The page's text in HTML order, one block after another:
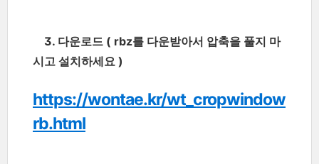
3. 다운로드 ( rbz를 다운받아서 압축을 풀지 마
시고 설치하세요 )
https://wontae.kr/wt_cropwindow
rb.html